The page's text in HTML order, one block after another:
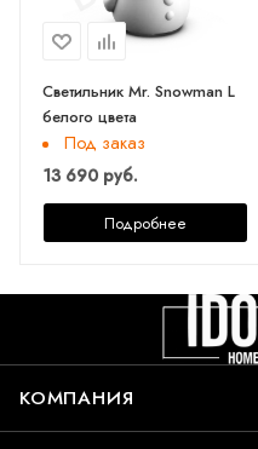
Светильник Mr. Snowman L
белого цвета
Под заказ
13 690 руб.
Подробнее
КОМПАНИЯ